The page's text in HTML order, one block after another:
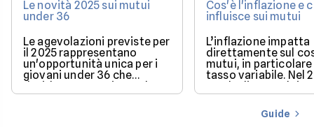
Le novità 2025 sui mutui
under 36
Le agevolazioni previste per
il 2025 rappresentano
un'opportunità unica per i
giovani under 36 che
desiderano acquistare la
loro prima casa.
Cos'è l'inflazione e
influisce sui mutui
L’inflazione impatta
direttamente sul
mutui, in particolare
tasso variabile. Nel
con la discesa dei
il mercato offre
più favorevoli per
finanziareGuide